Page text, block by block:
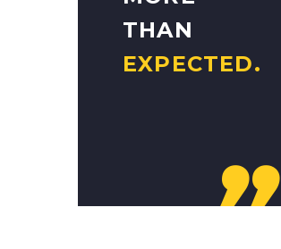
THAN
EXPECTED.
